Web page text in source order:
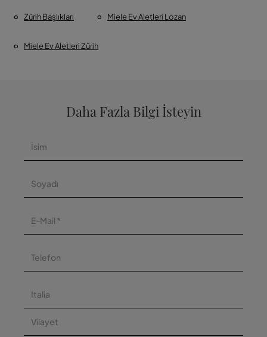
Zürih Başlıkları Miele Ev Aletleri Lozan
Miele Ev Aletleri Zürih
Daha Fazla Bilgi İsteyin